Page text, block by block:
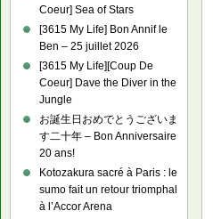
Coeur] Sea of Stars
[3615 My Life] Bon Annif le
Ben – 25 juillet 2026
[3615 My Life][Coup De
Coeur] Dave the Diver in the
Jungle
お誕生日おめでとうございま
す二十年 – Bon Anniversaire
20 ans!
Kotozakura sacré à Paris : le
sumo fait un retour triomphal
à l’Accor Arena